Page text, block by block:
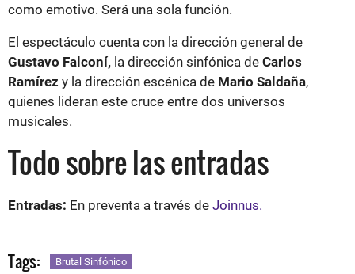
como emotivo. Será una sola función.
El espectáculo cuenta con la dirección general de
Gustavo Falconí, la dirección sinfónica de Carlos
Ramírez y la dirección escénica de Mario Saldaña,
quienes lideran este cruce entre dos universos
musicales.
Todo sobre las entradas
Entradas: En preventa a través de Joinnus.
Tags: Brutal Sinfónico